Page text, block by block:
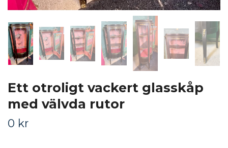
Ett otroligt vackert glasskåp
med välvda rutor
0 kr